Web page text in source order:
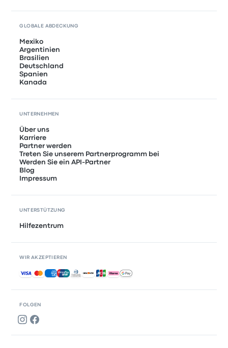
FOLGEN
GLOBALE ABDECKUNG
Mexiko
Argentinien
Brasilien
Deutschland
Spanien
Kanada
UNTERNEHMEN
Über uns
Karriere
Partner werden
Treten Sie unserem Partnerprogramm bei
Werden Sie ein API-Partner
Blog
Impressum
UNTERSTÜTZUNG
Hilfezentrum
WIR AKZEPTIEREN
Akzeptierte Zahlungsmethoden